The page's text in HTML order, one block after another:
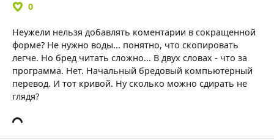
0
Неужели нельзя добавлять коментарии в сокращенной
форме? Не нужно воды... понятно, что скопировать
легче. Но бред читать сложно... В двух словах - что за
программа. Нет. Начальный бредовый компьютерный
перевод. И тот кривой. Ну сколько можно сдирать не
глядя?